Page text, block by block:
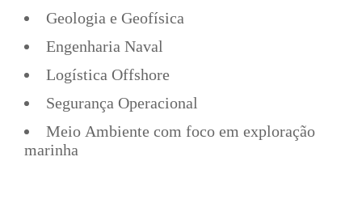
Geologia e Geofísica
Engenharia Naval
Logística Offshore
Segurança Operacional
Meio Ambiente com foco em exploração
marinha